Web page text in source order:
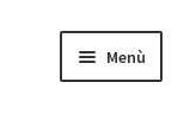
Menù